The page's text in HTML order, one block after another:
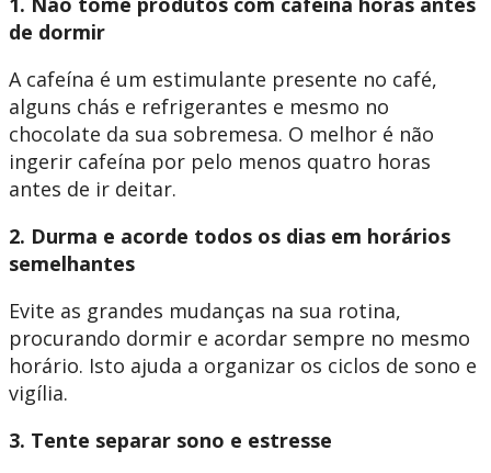
de dormir
A cafeína é um estimulante presente no café,
alguns chás e refrigerantes e mesmo no
chocolate da sua sobremesa. O melhor é não
ingerir cafeína por pelo menos quatro horas
antes de ir deitar.
2. Durma e acorde todos os dias em horários
semelhantes
Evite as grandes mudanças na sua rotina,
procurando dormir e acordar sempre no mesmo
horário. Isto ajuda a organizar os ciclos de sono e
vigília.
3. Tente separar sono e estresse